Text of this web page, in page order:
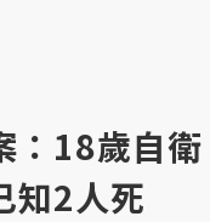
：18歲自衛
知2人死